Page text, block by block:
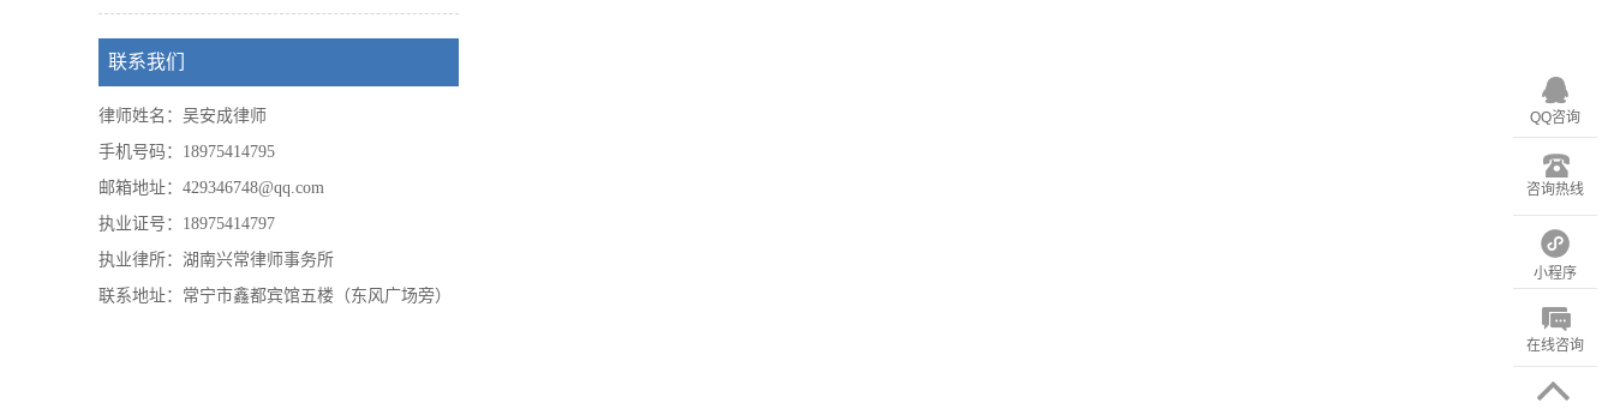
联系我们
律师姓名：吴安成律师
手机号码：18975414795
邮箱地址：429346748@qq.com
执业证号：18975414797
执业律所：湖南兴常律师事务所
联系地址：常宁市鑫都宾馆五楼（东风广场旁）
QQ咨询
咨询热线
小程序
在线咨询